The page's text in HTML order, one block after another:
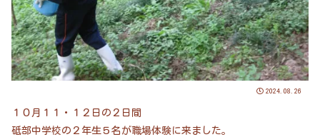
2024.08.26
１０月１１・１２日の２日間
砥部中学校の２年生５名が職場体験に来ました。